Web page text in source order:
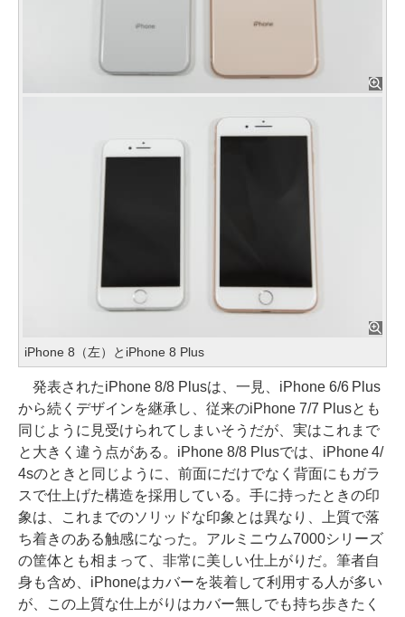
iPhone 8（左）とiPhone 8 Plus
発表されたiPhone 8/8 Plusは、一見、iPhone 6/6 Plus
から続くデザインを継承し、従来のiPhone 7/7 Plusとも
同じように見受けられてしまいそうだが、実はこれまで
と大きく違う点がある。iPhone 8/8 Plusでは、iPhone 4/
4sのときと同じように、前面にだけでなく背面にもガラ
スで仕上げた構造を採用している。手に持ったときの印
象は、これまでのソリッドな印象とは異なり、上質で落
ち着きのある触感になった。アルミニウム7000シリーズ
の筐体とも相まって、非常に美しい仕上がりだ。筆者自
身も含め、iPhoneはカバーを装着して利用する人が多い
が、この上質な仕上がりはカバー無しでも持ち歩きたく